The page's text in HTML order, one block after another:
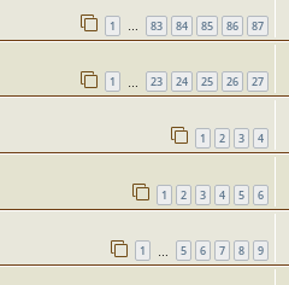
1 … 83 84 85 86 87
1 23 24 25 26 27
1 2 3 4
1 2 3 4 5 6
1 5 6 7 8 9